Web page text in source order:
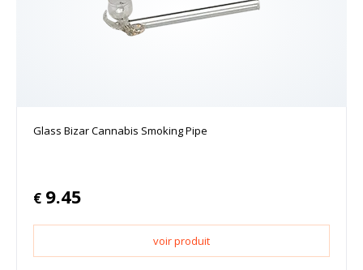
Glass Bizar Cannabis Smoking Pipe
€ 9.45
voir produit